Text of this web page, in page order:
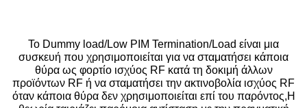
Το Dummy load/Low PIM Termination/Load είναι μια
συσκευή που χρησιμοποιείται για να σταματήσει κάποια
θύρα ως φορτίο ισχύος RF κατά τη δοκιμή άλλων
προϊόντων RF ή να σταματήσει την ακτινοβολία ισχύος RF
όταν κάποια θύρα δεν χρησιμοποιείται επί του παρόντος,Η